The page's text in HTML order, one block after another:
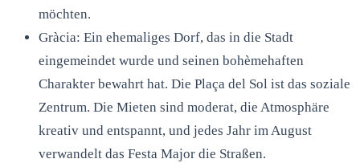
möchten.
Gràcia: Ein ehemaliges Dorf, das in die Stadt
eingemeindet wurde und seinen bohèmehaften
Charakter bewahrt hat. Die Plaça del Sol ist das soziale
Zentrum. Die Mieten sind moderat, die Atmosphäre
kreativ und entspannt, und jedes Jahr im August
verwandelt das Festa Major die Straßen.